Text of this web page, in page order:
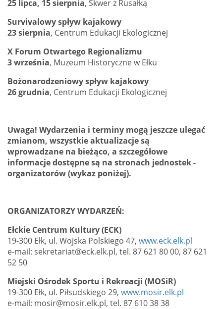
25 lipca, 15 sierpnia, Skwer z Rusałką
Survivalowy spływ kajakowy
23 sierpnia, Centrum Edukacji Ekologicznej
X Forum Otwartego Regionalizmu
3 września, Muzeum Historyczne w Ełku
Bożonarodzeniowy spływ kajakowy
26 grudnia, Centrum Edukacji Ekologicznej
Uwaga! Wydarzenia i terminy mogą jeszcze ulegać
zmianom, wszystkie aktualizacje są
wprowadzane na bieżąco, a szczegółowe
informacje dostępne są na stronach jednostek -
organizatorów (wykaz poniżej).
ORGANIZATORZY WYDARZEŃ:
Ełckie Centrum Kultury (ECK)
19-300 Ełk, ul. Wojska Polskiego 47, www.eck.elk.pl
e-mail: sekretariat@eck.elk.pl, tel. 87 621 80 00, 87 621
52 50
Miejski Ośrodek Sportu i Rekreacji (MOSiR)
19-300 Ełk, ul. Piłsudskiego 29, www.mosir.elk.pl
e-mail: mosir@mosir.elk.pl, tel. 87 610 38 38